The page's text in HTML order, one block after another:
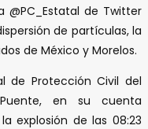
de Twitter
de partículas, la
de México y Morelos.
de Protección Civil del
en su cuenta
la explosión de las 08:23